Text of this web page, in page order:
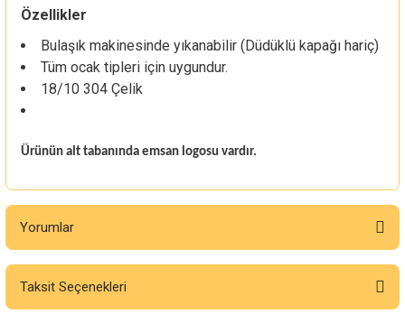
Özellikler
Bulaşık makinesinde yıkanabilir (Düdüklü kapağı hariç)
Tüm ocak tipleri için uygundur.
18/10 304 Çelik
Ürünün alt tabanında emsan logosu vardır.
Yorumlar
Bu ürüne ilk yorumu siz yapın!
Taksit Seçenekleri